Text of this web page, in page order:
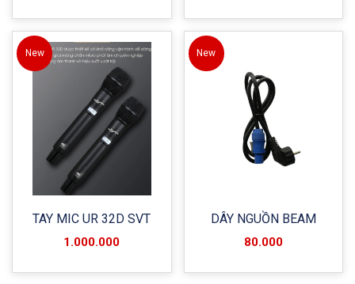
New
TAY MIC UR 32D SVT
1.000.000
New
DÂY NGUỒN BEAM
80.000